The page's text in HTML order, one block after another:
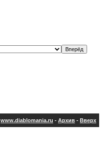
www.diablomania.ru - Архив - Вверх